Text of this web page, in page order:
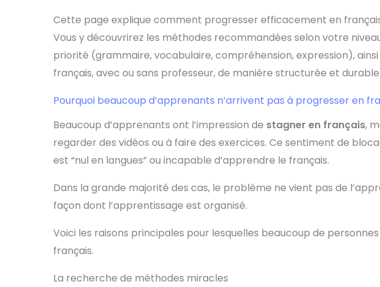
Cette page explique comment progresser efficacement en
Vous y découvrirez les méthodes recommandées selon votre
priorité (grammaire, vocabulaire, compréhension, expression),
français, avec ou sans professeur, de manière structurée et durable.
Pourquoi beaucoup d’apprenants n’arrivent pas à progresser en
Beaucoup d’apprenants ont l’impression de stagner en français,
regarder des vidéos ou à faire des exercices. Ce sentiment de
est “nul en langues” ou incapable d’apprendre le français.
Dans la grande majorité des cas, le problème ne vient pas de
façon dont l’apprentissage est organisé.
Voici les raisons principales pour lesquelles beaucoup de
français.
La recherche de méthodes miracles